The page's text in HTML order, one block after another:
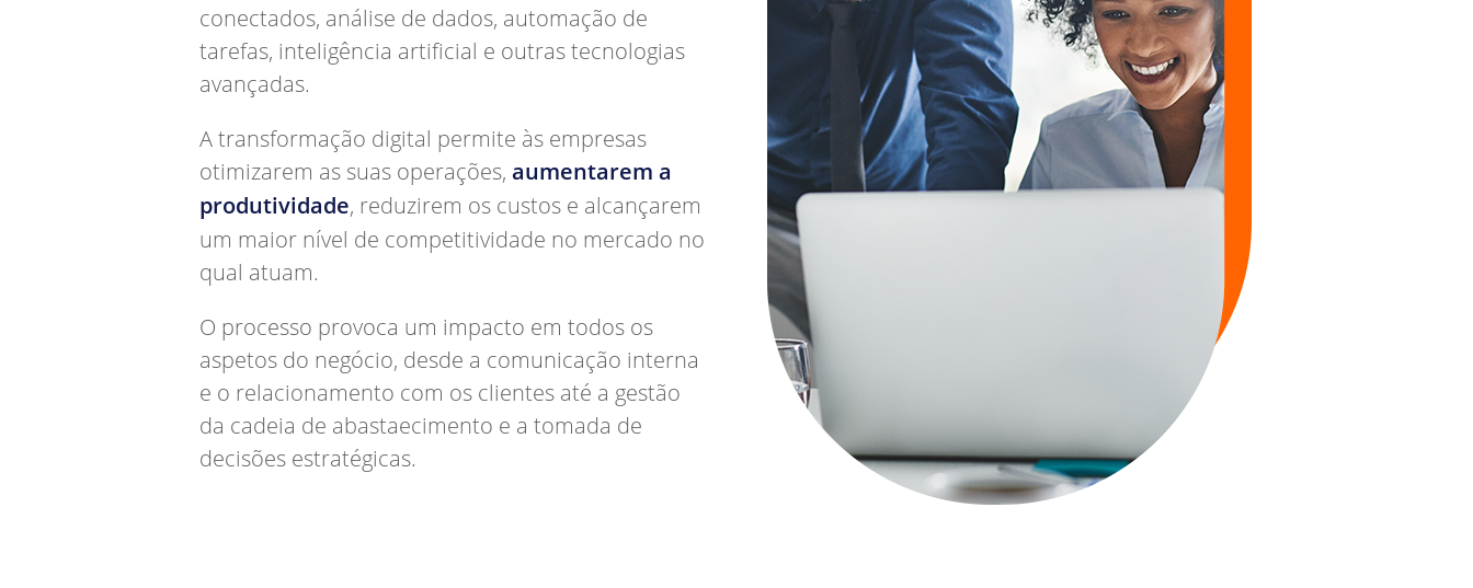
conectados, análise de dados, automação de
tarefas, inteligência artificial e outras tecnologias
avançadas.
A transformação digital permite às empresas
otimizarem as suas operações, aumentarem a
produtividade, reduzirem os custos e alcançarem
um maior nível de competitividade no mercado no
qual atuam.
O processo provoca um impacto em todos os
aspetos do negócio, desde a comunicação interna
e o relacionamento com os clientes até a gestão
da cadeia de abastaecimento e a tomada de
decisões estratégicas.